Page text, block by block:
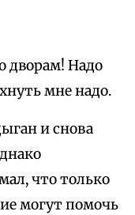
Надо
мне надо.
и снова
что только
могут помочь